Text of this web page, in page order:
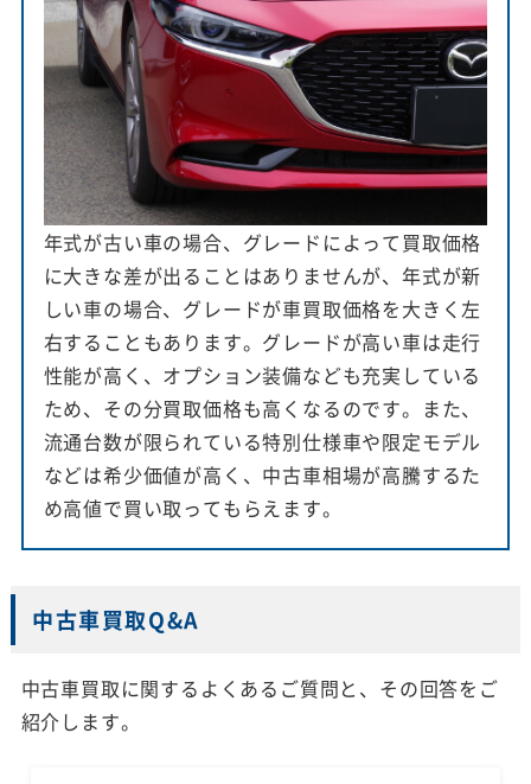
年式が古い車の場合、グレードによって買取価格
に大きな差が出ることはありませんが、年式が新
しい車の場合、グレードが車買取価格を大きく左
右することもあります。グレードが高い車は走行
性能が高く、オプション装備なども充実している
ため、その分買取価格も高くなるのです。また、
流通台数が限られている特別仕様車や限定モデル
などは希少価値が高く、中古車相場が高騰するた
め高値で買い取ってもらえます。
中古車買取Q&A
中古車買取に関するよくあるご質問と、その回答をご
紹介します。